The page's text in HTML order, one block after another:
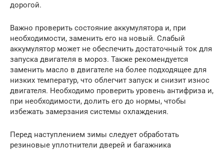
дорогой.
Важно проверить состояние аккумулятора и, при
необходимости, заменить его на новый. Слабый
аккумулятор может не обеспечить достаточный ток для
запуска двигателя в мороз. Также рекомендуется
заменить масло в двигателе на более подходящее для
низких температур, что облегчит запуск и снизит износ
двигателя. Необходимо проверить уровень антифриза и,
при необходимости, долить его до нормы, чтобы
избежать замерзания системы охлаждения.
Перед наступлением зимы следует обработать
резиновые уплотнители дверей и багажника